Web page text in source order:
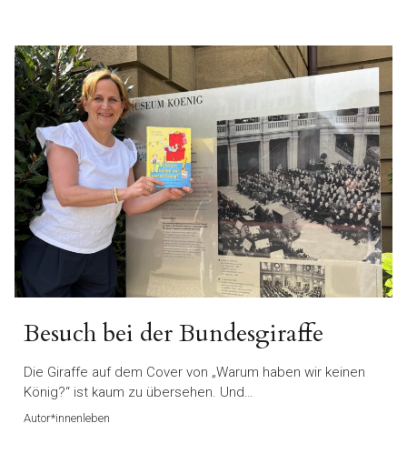
Besuch bei der Bundesgiraffe
Die Giraffe auf dem Cover von „Warum haben wir keinen
König?“ ist kaum zu übersehen. Und…
Autor*innenleben